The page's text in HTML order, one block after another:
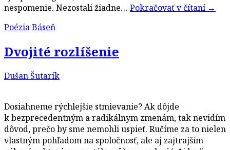
nespomenie. Nezostali žiadne… Pokračovať v čítaní →
PoéziaBáseň
Dvojité rozlíšenie
Dušan Šutarík
Dosiahneme rýchlejšie stmievanie? Ak dôjde
k bezprecedentným a radikálnym zmenám, tak nevidím
dôvod, prečo by sme nemohli uspieť. Ručíme za to nielen
vlastným pohľadom na spoločnosť, ale aj zajtrajším